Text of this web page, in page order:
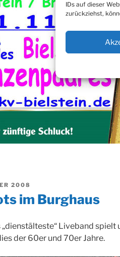
IDs auf dieser
zurückziehst,
2008
im Burghaus
Liveband
der 60er und 70er Jahre.